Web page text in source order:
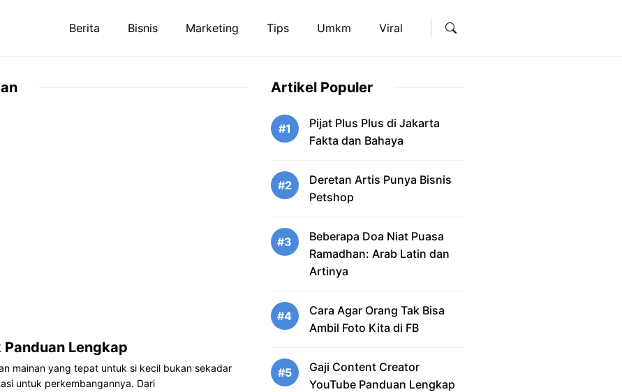
Berita Bisnis Marketing Tips Umkm Viral
Lengkap
mainan yang tepat untuk si kecil bukan sekadar
untuk perkembangannya. Dari
Artikel Populer
#1
Pijat Plus Plus di Jakarta
Fakta dan Bahaya
#2
Deretan Artis Punya Bisnis
Petshop
#3
Beberapa Doa Niat Puasa
Ramadhan: Arab Latin dan
Artinya
#4
Cara Agar Orang Tak Bisa
Ambil Foto Kita di FB
#5
Gaji Content Creator
YouTube Panduan Lengkap